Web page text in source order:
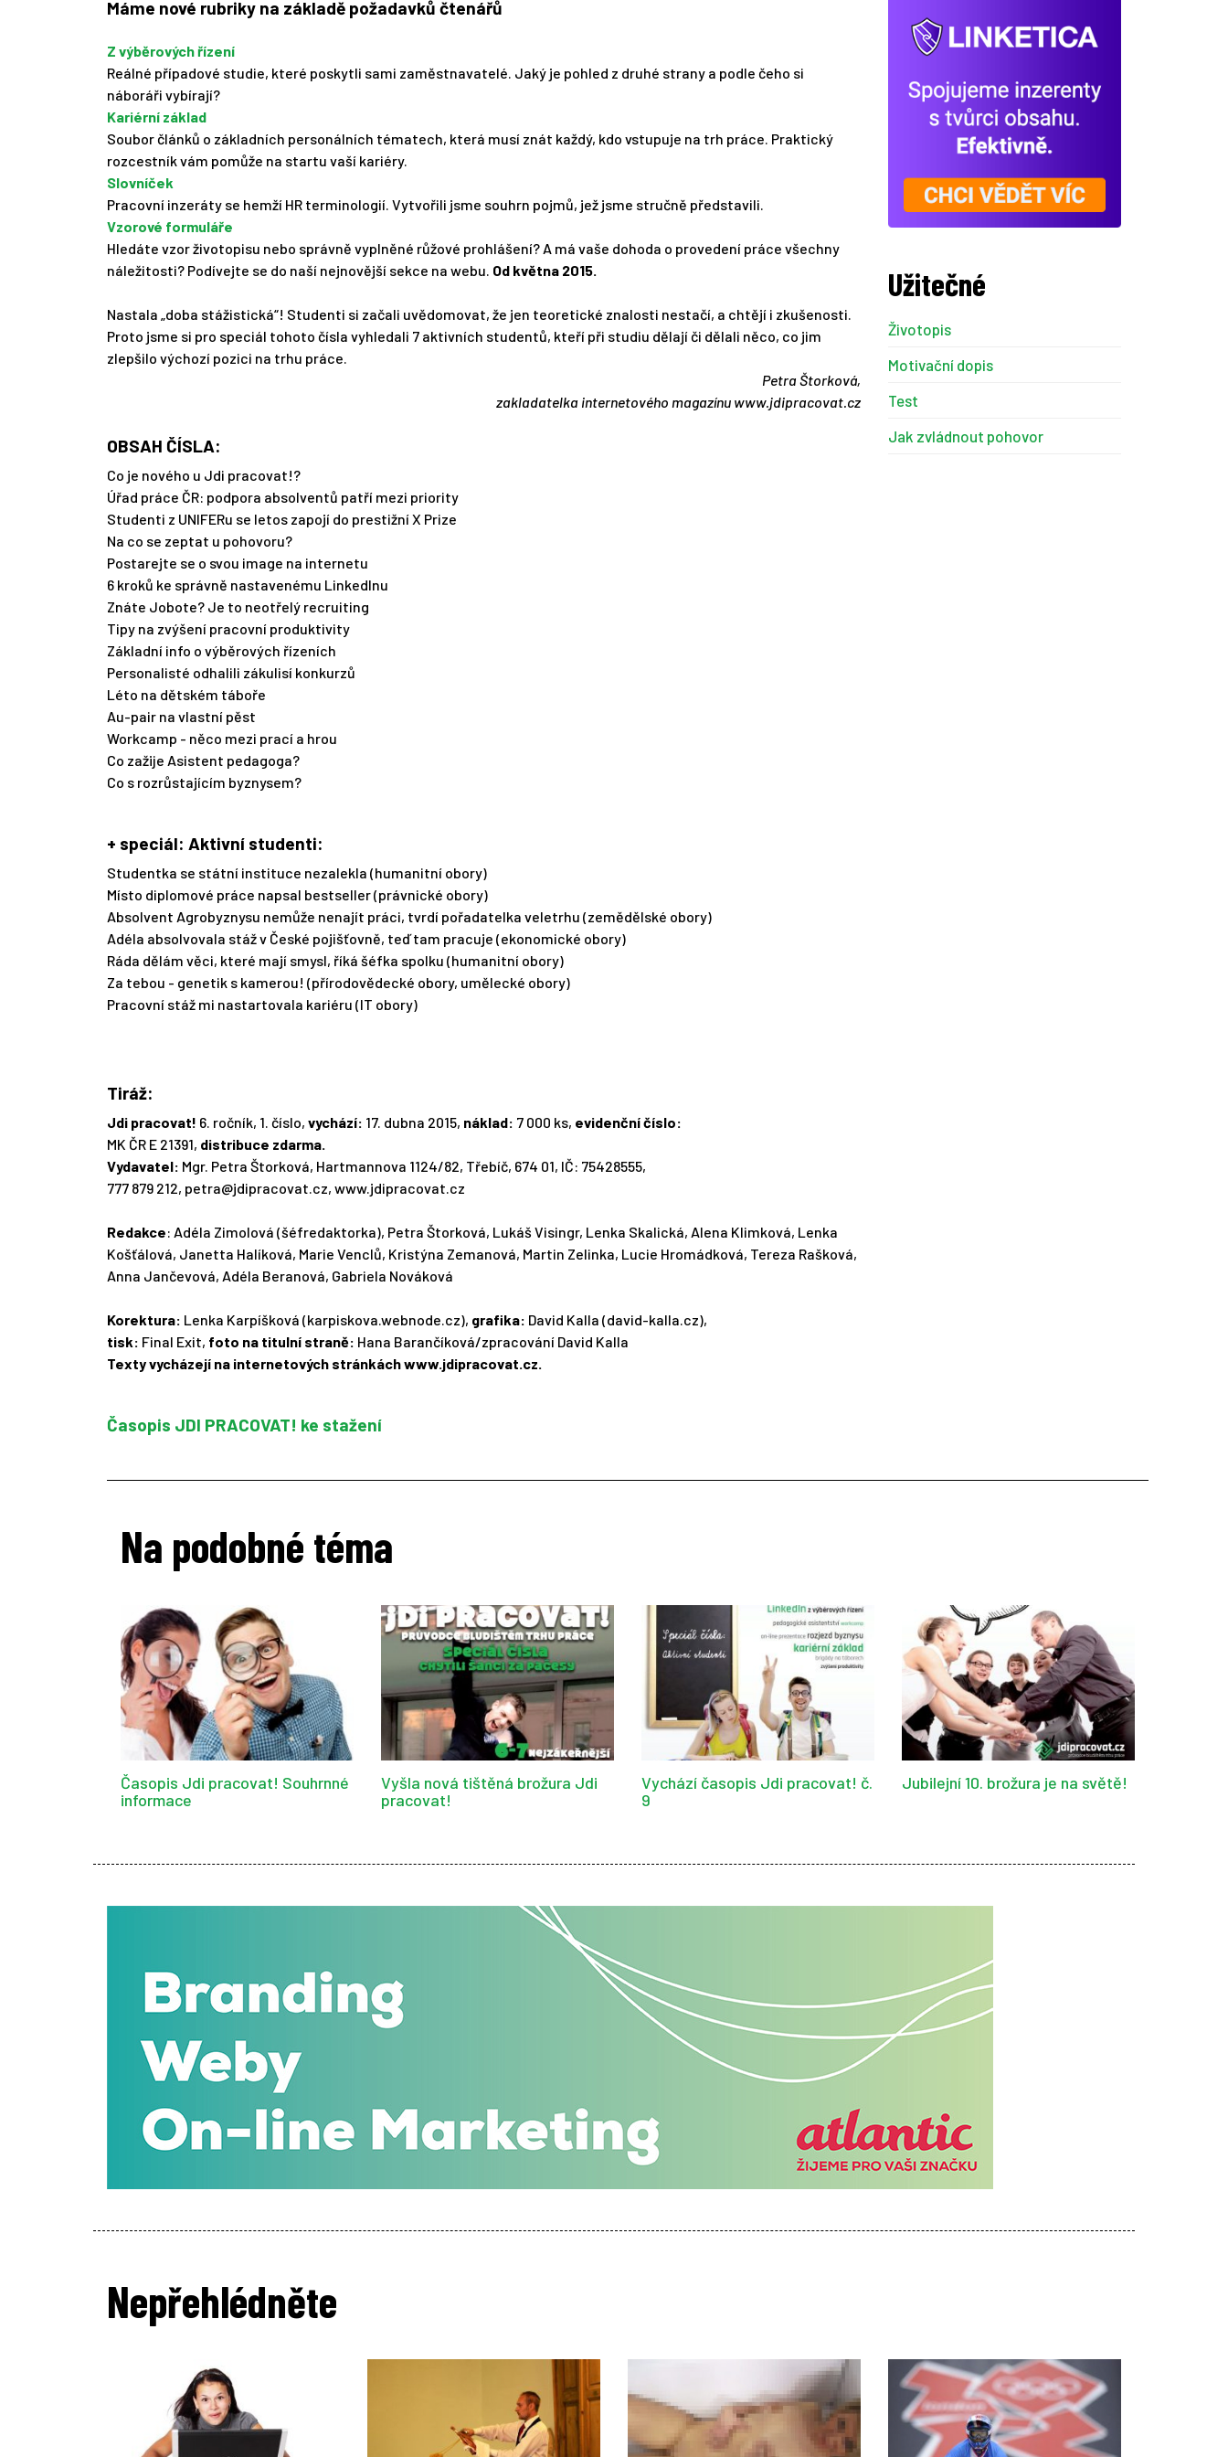
Máme nové rubriky na základě požadavků čtenářů
Z výběrových řízení
Reálné případové studie, které poskytli sami zaměstnavatelé. Jaký je pohled z druhé strany a podle čeho si
náboráři vybírají?
Kariérní základ
Soubor článků o základních personálních tématech, která musí znát každý, kdo vstupuje na trh práce. Praktický
rozcestník vám pomůže na startu vaší kariéry.
Slovníček
Pracovní inzeráty se hemží HR terminologií. Vytvořili jsme souhrn pojmů, jež jsme stručně představili.
Vzorové formuláře
Hledáte vzor životopisu nebo správně vyplněné růžové prohlášení? A má vaše dohoda o provedení práce všechny
náležitosti? Podívejte se do naší nejnovější sekce na webu. Od května 2015.
Nastala „doba stážistická“! Studenti si začali uvědomovat, že jen teoretické znalosti nestačí, a chtějí i zkušenosti.
Proto jsme si pro speciál tohoto čísla vyhledali 7 aktivních studentů, kteří při studiu dělají či dělali něco, co jim
zlepšilo výchozí pozici na trhu práce.
Petra Štorková,
zakladatelka internetového magazínu www.jdipracovat.cz
OBSAH ČÍSLA:
Co je nového u Jdi pracovat!?
Úřad práce ČR: podpora absolventů patří mezi priority
Studenti z UNIFERu se letos zapojí do prestižní X Prize
Na co se zeptat u pohovoru?
Postarejte se o svou image na internetu
6 kroků ke správně nastavenému LinkedInu
Znáte Jobote? Je to neotřelý recruiting
Tipy na zvýšení pracovní produktivity
Základní info o výběrových řízeních
Personalisté odhalili zákulisí konkurzů
Léto na dětském táboře
Au-pair na vlastní pěst
Workcamp - něco mezi prací a hrou
Co zažije Asistent pedagoga?
Co s rozrůstajícím byznysem?
+ speciál: Aktivní studenti:
Studentka se státní instituce nezalekla (humanitní obory)
Místo diplomové práce napsal bestseller (právnické obory)
Absolvent Agrobyznysu nemůže nenajít práci, tvrdí pořadatelka veletrhu (zemědělské obory)
Adéla absolvovala stáž v České pojišťovně, teď tam pracuje (ekonomické obory)
Ráda dělám věci, které mají smysl, říká šéfka spolku (humanitní obory)
Za tebou - genetik s kamerou! (přírodovědecké obory, umělecké obory)
Pracovní stáž mi nastartovala kariéru (IT obory)
Tiráž:
Jdi pracovat! 6. ročník, 1. číslo, vychází: 17. dubna 2015, náklad: 7 000 ks, evidenční číslo:
MK ČR E 21391, distribuce zdarma.
Vydavatel: Mgr. Petra Štorková, Hartmannova 1124/82, Třebíč, 674 01, IČ: 75428555,
777 879 212, petra@jdipracovat.cz, www.jdipracovat.cz
Redakce: Adéla Zimolová (šéfredaktorka), Petra Štorková, Lukáš Visingr, Lenka Skalická, Alena Klimková, Lenka
Košťálová, Janetta Halíková, Marie Venclů, Kristýna Zemanová, Martin Zelinka, Lucie Hromádková, Tereza Rašková,
Anna Jančevová, Adéla Beranová, Gabriela Nováková
Korektura: Lenka Karpíšková (karpiskova.webnode.cz), grafika: David Kalla (david-kalla.cz),
tisk: Final Exit, foto na titulní straně: Hana Barančíková/zpracování David Kalla
Texty vycházejí na internetových stránkách www.jdipracovat.cz.
Časopis JDI PRACOVAT! ke stažení
Užitečné
Životopis
Motivační dopis
Test
Jak zvládnout pohovor
Na podobné téma
Časopis Jdi pracovat! Souhrnné
informace
Vyšla nová tištěná brožura Jdi
pracovat!
Vychází časopis Jdi pracovat! č.
9
Jubilejní 10. brožura je na světě!
Nepřehlédněte